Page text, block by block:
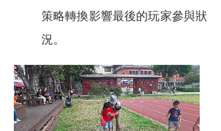
策略轉換影響最後的玩家參與狀
況。